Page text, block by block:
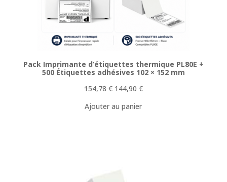
Pack Imprimante d’étiquettes thermique PL80E +
500 Étiquettes adhésives 102 × 152 mm
154,78€ Le
initial
144,90 €Le
Ajouter au panier